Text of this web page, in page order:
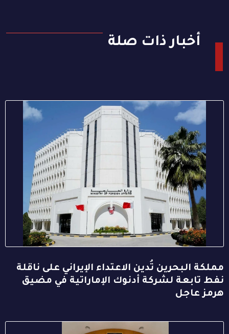
أخبار ذات صلة
مملكة البحرين تُدين الاعتداء الإيراني على ناقلة
نفط تابعة لشركة أدنوك الإماراتية في مضيق
هرمز عاجل